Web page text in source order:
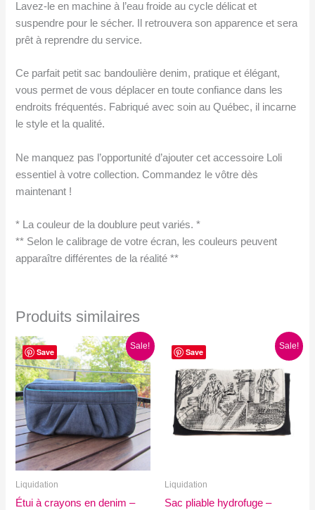
Lavez-le en machine à l’eau froide au cycle délicat et
suspendre pour le sécher. Il retrouvera son apparence et sera
prêt à reprendre du service.
Ce parfait petit sac bandoulière denim, pratique et élégant,
vous permet de vous déplacer en toute confiance dans les
endroits fréquentés. Fabriqué avec soin au Québec, il incarne
le style et la qualité.
Ne manquez pas l’opportunité d’ajouter cet accessoire Loli
essentiel à votre collection. Commandez le vôtre dès
maintenant !
* La couleur de la doublure peut variés. *
** Selon le calibrage de votre écran, les couleurs peuvent
apparaître différentes de la réalité **
Produits similaires
Save
Sale!
Liquidation
Étui à crayons en denim –
Save
Sale!
Liquidation
Sac pliable hydrofuge –